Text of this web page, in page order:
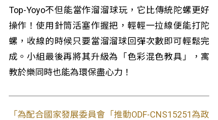
Top-Yoyo不但能當作溜溜球玩，它比傳統陀螺更好
操作！使用針筒活塞作握把，輕輕一拉線便能打陀
螺，收線的時候只要當溜溜球回彈次數即可輕鬆完
成。小組最後再將其升級為「色彩混色教具」，寓
教於樂同時也能為環保盡心力！
「為配合國家發展委員會「推動ODF-CNS15251為政